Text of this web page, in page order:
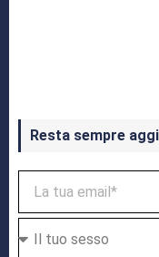
Resta sempre